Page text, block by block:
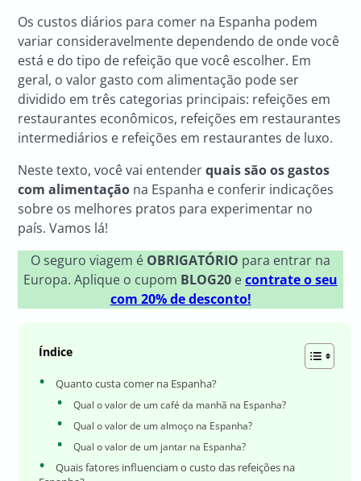
Os custos diários para comer na Espanha podem
variar consideravelmente dependendo de onde você
está e do tipo de refeição que você escolher. Em
geral, o valor gasto com alimentação pode ser
dividido em três categorias principais: refeições em
restaurantes econômicos, refeições em restaurantes
intermediários e refeições em restaurantes de luxo.
Neste texto, você vai entenderquais são os gastos
com alimentação na Espanha e conferir indicações
sobre os melhores pratos para experimentar no
país. Vamos lá!
O seguro viagem é OBRIGATÓRIO para entrar na
Europa. Aplique o cupom BLOG20 econtrate o seu
com 20% de desconto!
Índice
Quanto custa comer na Espanha?
Qual o valor de um café da manhã na Espanha?
Qual o valor de um almoço na Espanha?
Qual o valor de um jantar na Espanha?
Quais fatores influenciam o custo das refeições na